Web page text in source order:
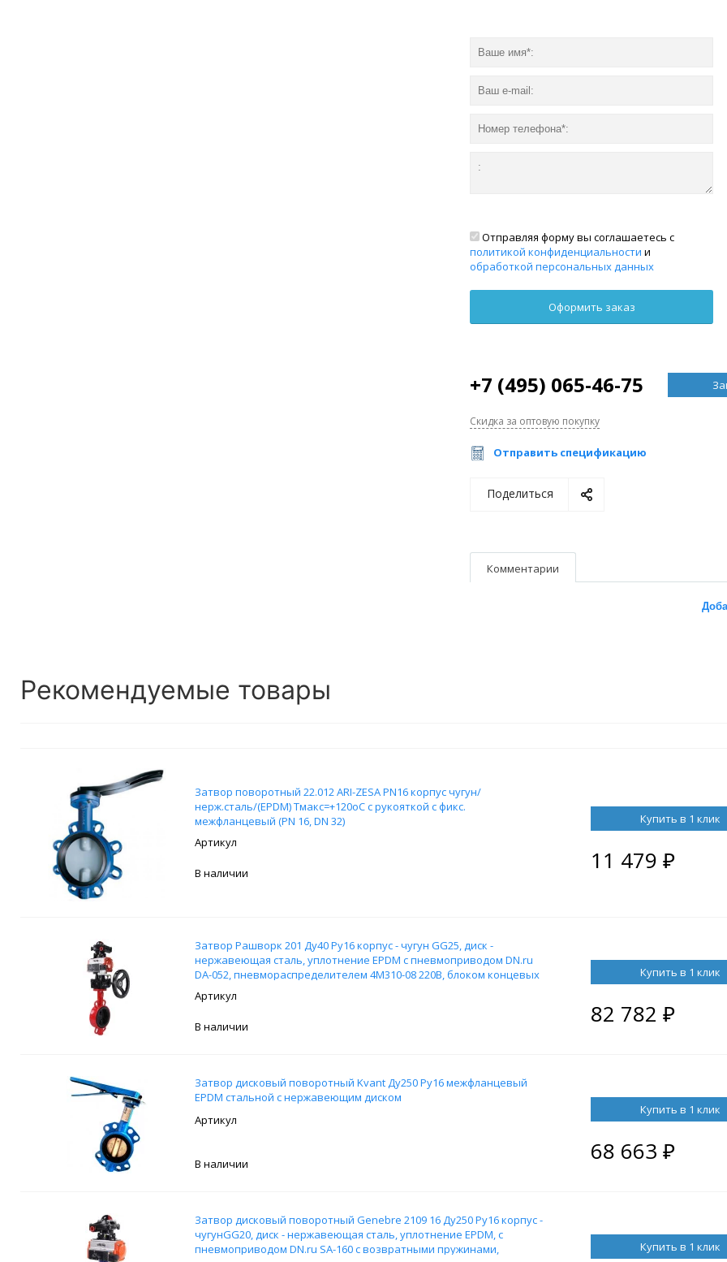
Отправляя форму вы соглашаетесь с
политикой конфиденциальности и
обработкой персональных данных
+7 (495) 065-46-75
Скидка за оптовую покупку
Отправить спецификацию
Поделиться
Комментарии
Рекомендуемые товары
Затвор поворотный 22.012 ARI-ZESA PN16 корпус чугун/
нерж.сталь/(EPDM) Тмакс=+120оС c рукояткой с фикс.
межфланцевый (PN 16, DN 32)
В наличии
Купить в 1 клик
11 479₽
Затвор Рашворк 201 Ду40 Ру16 корпус - чугун GG25, диск -
нержавеющая сталь, уплотнение EPDM с пневмоприводом DN.ru
DA-052, пневмораспределителем 4M310-08 220В, блоком концевых
выключателей APL-210N и ручным дублером HDM-1
В наличии
Купить в 1 клик
82 782₽
Затвор дисковый поворотный Kvant Ду250 Ру16 межфланцевый
EPDM стальной с нержавеющим диском
В наличии
Купить в 1 клик
68 663₽
Затвор дисковый поворотный Genebre 2109 16 Ду250 Ру16 корпус -
чугунGG20, диск - нержавеющая сталь, уплотнение EPDM, с
пневмоприводом DN.ru SA-160 с возвратными пружинами,
Купить в 1 клик